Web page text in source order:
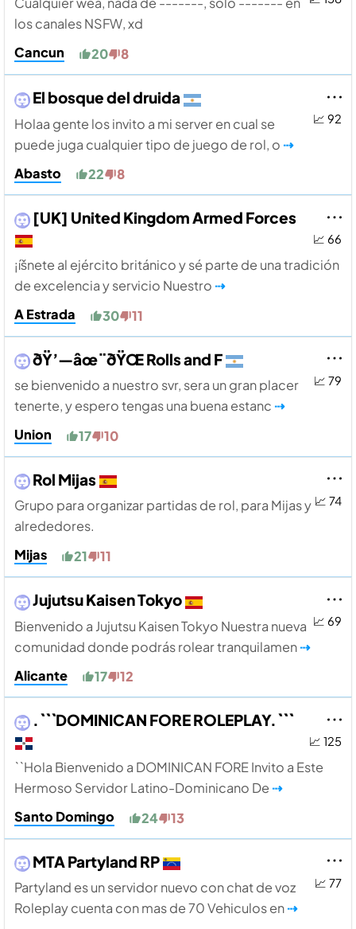
los canales NSFW, xd
Cancun
20 8
📈 92
El bosque del druida
Holaa gente los invito a mi server en cual se
puede juga cualquier tipo de juego de rol, o ⇢
Abasto
22 8
📈 66
[UK] United Kingdom Armed Forces
¡íšnete al ejército británico y sé parte de una tradición
de excelencia y servicio Nuestro ⇢
A Estrada
30 11
📈 79
ðŸ’—âœ¨ðŸŒ Rolls and F
se bienvenido a nuestro svr, sera un gran placer
tenerte, y espero tengas una buena estanc ⇢
Union
17 10
📈 74
Rol Mijas
Grupo para organizar partidas de rol, para Mijas y
alrededores.
Mijas
21 11
📈 69
Jujutsu Kaisen Tokyo
Bienvenido a Jujutsu Kaisen Tokyo Nuestra nueva
comunidad donde podrás rolear tranquilamen⇢
Alicante
17 12
📈 125
.```DOMINICAN FORE ROLEPLAY.```
``Hola Bienvenido a DOMINICAN FORE Invito a Este
Hermoso Servidor Latino-Dominicano De ⇢
Santo Domingo
24 13
📈 77
MTA Partyland RP
Partyland es un servidor nuevo con chat de voz
Roleplay cuenta con mas de 70 Vehiculos en⇢